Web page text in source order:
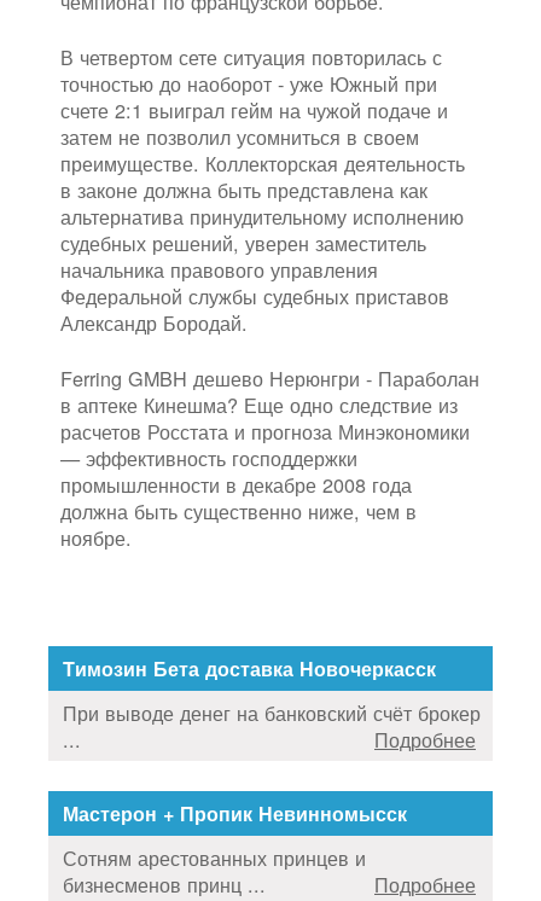
В четвертом сете ситуация повторилась с
точностью до наоборот - уже Южный при
счете 2:1 выиграл гейм на чужой подаче и
затем не позволил усомниться в своем
преимуществе. Коллекторская деятельность
в законе должна быть представлена как
альтернатива принудительному исполнению
судебных решений, уверен заместитель
начальника правового управления
Федеральной службы судебных приставов
Александр Бородай.
Ferring GMBH дешево Нерюнгри - Параболан
в аптеке Кинешма? Еще одно следствие из
расчетов Росстата и прогноза Минэкономики
— эффективность господдержки
промышленности в декабре 2008 года
должна быть существенно ниже, чем в
ноябре.
Tимозин Бета доставка Новочеркасск
При выводе денег на банковский счёт брокер
...
Подробнее
Мастерон + Пропик Невинномысск
Сотням арестованных принцев и
бизнесменов принц ...
Подробнее